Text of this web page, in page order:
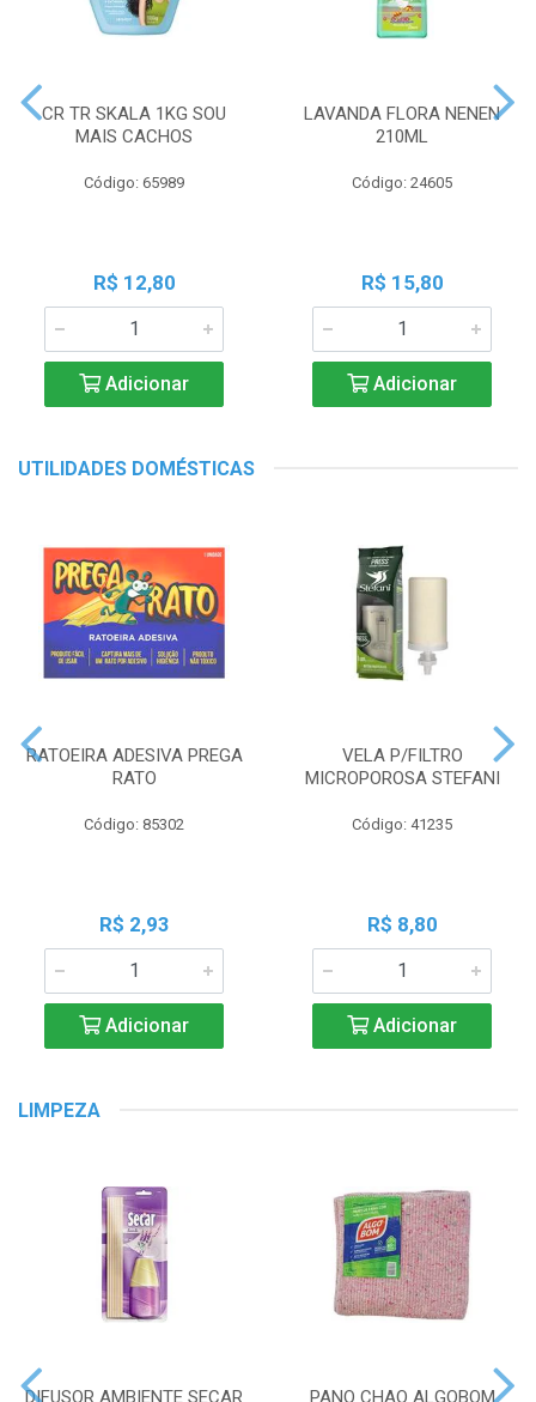
CR TR SKALA 1KG SOU
MAIS CACHOS
Código: 65989
R$ 12,80
Adicionar
LAVANDA FLORA NENEN
210ML
Código: 24605
R$ 15,80
Adicionar
UTILIDADES DOMÉSTICAS
RATOEIRA ADESIVA PREGA
RATO
Código: 85302
R$ 2,93
Adicionar
VELA P/FILTRO
MICROPOROSA STEFANI
Código: 41235
R$ 8,80
Adicionar
LIMPEZA
DIFUSOR AMBIENTE SECAR PANO CHAO ALGOBOM